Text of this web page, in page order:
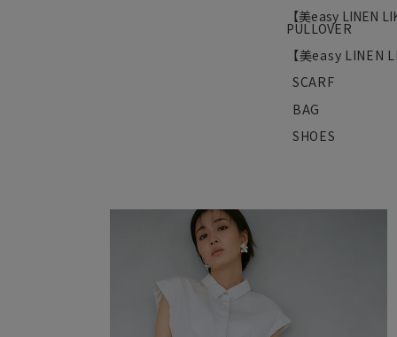
【美easy LINEN
PULLOVER
【美easy LINEN
SCARF
BAG
SHOES